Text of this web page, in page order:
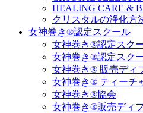
HEALING CARE &
クリスタルの浄化方
女神巻き®認定スクール
女神巻き®認定スク
女神巻き®認定スク
女神巻き® 販売ディ
女神巻き® ティーチ
女神巻き®協会
女神巻き®販売ディ